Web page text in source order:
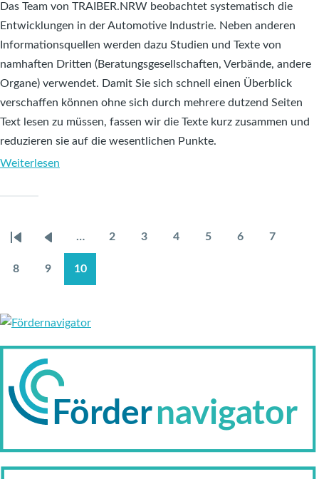
Das Team von TRAIBER.NRW beobachtet systematisch die
Entwicklungen in der Automotive Industrie. Neben anderen
Informationsquellen werden dazu Studien und Texte von
namhaften Dritten (Beratungsgesellschaften, Verbände, andere
Organe) verwendet. Damit Sie sich schnell einen Überblick
verschaffen können ohne sich durch mehrere dutzend Seiten
Text lesen zu müssen, fassen wir die Texte kurz zusammen und
reduzieren sie auf die wesentlichen Punkte.
Weiterlesen
SEITENNUMMERIERUNG
Erste
Seite
Vorherige
Seite
…
2
3
4
5
6
7
8
9
10